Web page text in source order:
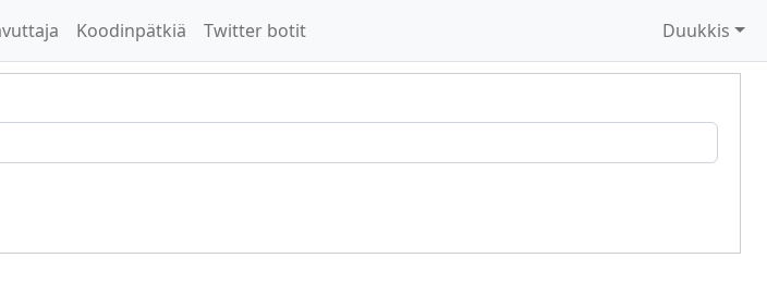
Koodinpätkiä Twitter botit Duukkis